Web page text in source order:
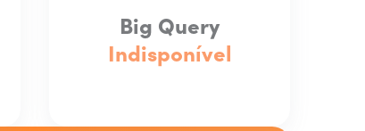
Big Query
Indisponível